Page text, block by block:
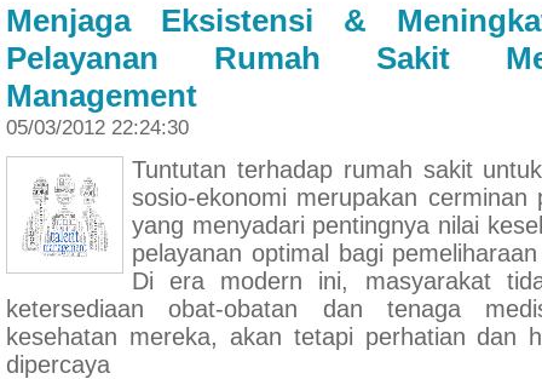
Menjaga Eksistensi &
Pelayanan Rumah Sakit
Management
05/03/2012 22:24:30
Tuntutan terhadap rumah sakit
sosio-ekonomi merupakan cerminan
yang menyadari pentingnya nilai
pelayanan optimal bagi
Di era modern ini, masyarakat
ketersediaan obat-obatan dan tenaga
kesehatan mereka, akan tetapi perhatian dan
dipercaya